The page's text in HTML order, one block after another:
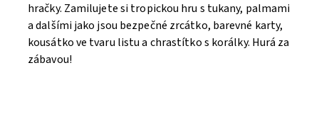
hračky. Zamilujete si tropickou hru s tukany, palmami
a dalšími jako jsou bezpečné zrcátko, barevné karty,
kousátko ve tvaru listu a chrastítko s korálky. Hurá za
zábavou!